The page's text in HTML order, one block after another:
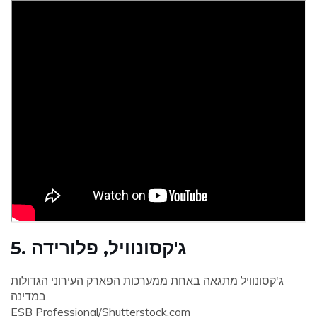
5. ג'קסונוויל, פלורידה
ג'קסונוויל מתגאה באחת ממערכות הפארק העירוני הגדולות
במדינה.
ESB Professional/Shutterstock.com